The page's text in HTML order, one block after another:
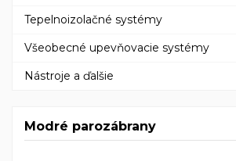
Tepelnoizolačné systémy
Všeobecné upevňovacie systémy
Nástroje a ďalšie
Modré parozábrany